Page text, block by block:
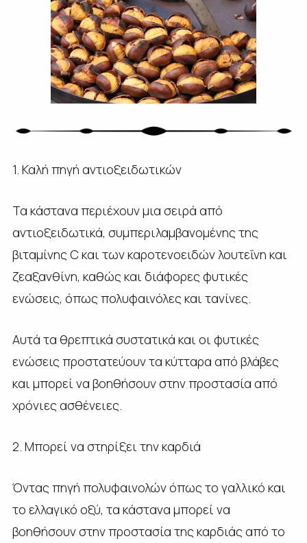
1. Καλή πηγή αντιοξειδωτικών
Τα κάστανα περιέχουν μια σειρά από
αντιοξειδωτικά, συμπεριλαμβανομένης της
βιταμίνης C και των καροτενοειδών λουτεΐνη και
ζεαξανθίνη, καθώς και διάφορες φυτικές
ενώσεις, όπως πολυφαινόλες και τανίνες.
Αυτά τα θρεπτικά συστατικά και οι φυτικές
ενώσεις προστατεύουν τα κύτταρα από βλάβες
και μπορεί να βοηθήσουν στην προστασία από
χρόνιες ασθένειες.
2. Μπορεί να στηρίξει την καρδιά
Όντας πηγή πολυφαινολών όπως το γαλλικό και
το ελλαγικό οξύ, τα κάστανα μπορεί να
βοηθήσουν στην προστασία της καρδιάς από το